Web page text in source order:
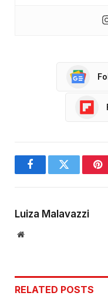
FacebookTwitter
Luiza Malavazzi
Website
RELATED POSTS